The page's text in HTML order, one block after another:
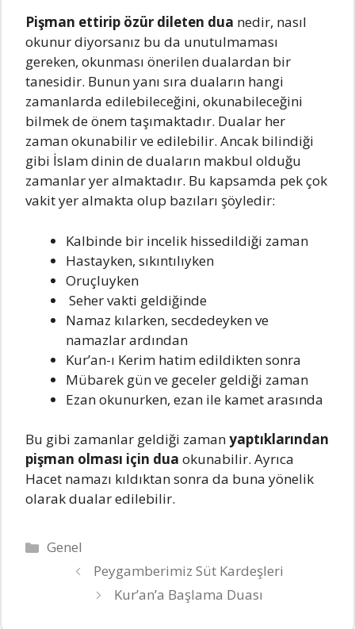
Pişman ettirip özür dileten dua nedir, nasıl
okunur diyorsanız bu da unutulmaması
gereken, okunması önerilen dualardan bir
tanesidir. Bunun yanı sıra duaların hangi
zamanlarda edilebileceğini, okunabileceğini
bilmek de önem taşımaktadır. Dualar her
zaman okunabilir ve edilebilir. Ancak bilindiği
gibi İslam dinin de duaların makbul olduğu
zamanlar yer almaktadır. Bu kapsamda pek çok
vakit yer almakta olup bazıları şöyledir:
Kalbinde bir incelik hissedildiği zaman
Hastayken, sıkıntılıyken
Oruçluyken
Seher vakti geldiğinde
Namaz kılarken, secdedeyken ve
namazlar ardından
Kur’an-ı Kerim hatim edildikten sonra
Mübarek gün ve geceler geldiği zaman
Ezan okunurken, ezan ile kamet arasında
Bu gibi zamanlar geldiği zamanyaptıklarından
pişman olması için dua okunabilir. Ayrıca
Hacet namazı kıldıktan sonra da buna yönelik
olarak dualar edilebilir.
Kategoriler
Genel
Peygamberimiz Süt Kardeşleri
Kur’an’a Başlama Duası